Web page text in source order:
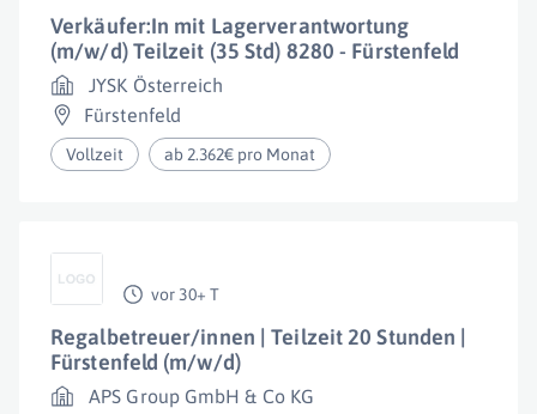
Verkäufer:In mit Lagerverantwortung
(m/w/d) Teilzeit (35 Std) 8280 - Fürstenfeld
JYSK Österreich
Fürstenfeld
Vollzeit ab 2.362€ pro Monat
vor 30+ T
Regalbetreuer/innen | Teilzeit 20 Stunden |
Fürstenfeld (m/w/d)
APS Group GmbH & Co KG